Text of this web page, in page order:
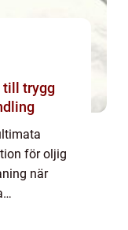
till trygg
för oljig
när